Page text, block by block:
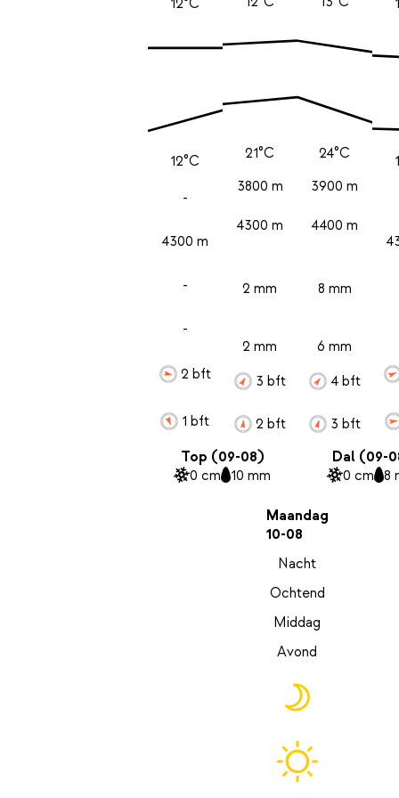
12°C
-
4300 m
-
-
2 bft
1 bft
21°C
3800 m
4300 m
2 mm
2 mm
3 bft
2 bft
24°C
3900 m
4400 m
8 mm
6 mm
4 bft
3 bft
Top (09-08)
0 cm 10 mm
Dal (09-
0 cm 8
Maandag
10-08
Nacht
Ochtend
Middag
Avond